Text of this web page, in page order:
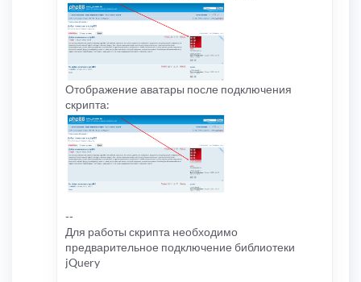
Отображение аватары после подключения
скрипта:
--
Для работы скрипта необходимо
предварительное подключение библиотеки
jQuery